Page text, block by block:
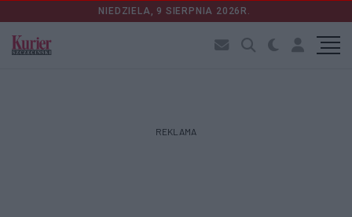
NIEDZIELA, 9 SIERPNIA 2026R.
REKLAMA